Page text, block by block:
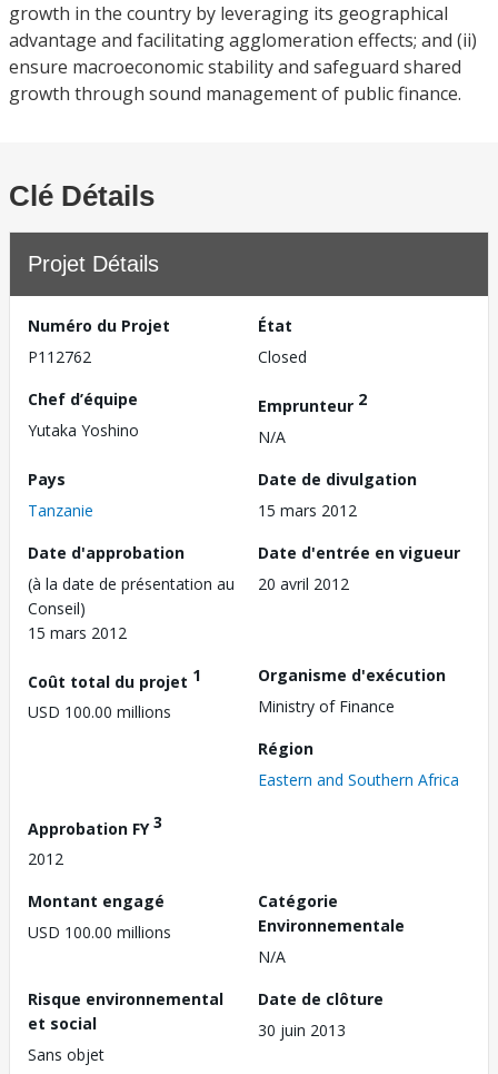
growth in the country by leveraging its geographical
advantage and facilitating agglomeration effects; and (ii)
ensure macroeconomic stability and safeguard shared
growth through sound management of public finance.
Clé Détails
Projet Détails
Numéro du Projet
P112762
État
Closed
Chef d’équipe
Yutaka Yoshino
Emprunteur 2
N/A
Pays
Tanzanie
Date de divulgation
15 mars 2012
Date d'approbation
(à la date de présentation au
Conseil)
15 mars 2012
Date d'entrée en vigueur
20 avril 2012
Coût total du projet 1
USD 100.00 millions
Organisme d'exécution
Ministry of Finance
Région
Eastern and Southern Africa
Approbation FY3
2012
Montant engagé
USD 100.00 millions
Catégorie
Environnementale
N/A
Risque environnemental
et social
Sans objet
Date de clôture
30 juin 2013